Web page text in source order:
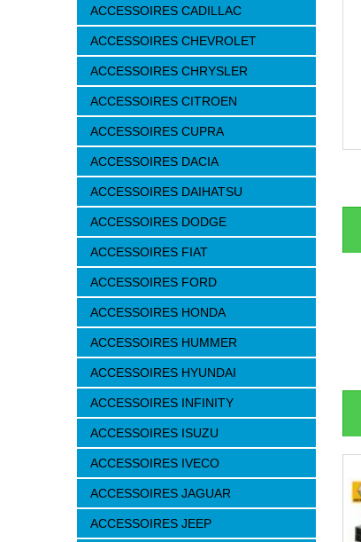
ACCESSOIRES CADILLAC
ACCESSOIRES CHEVROLET
ACCESSOIRES CHRYSLER
ACCESSOIRES CITROEN
ACCESSOIRES CUPRA
ACCESSOIRES DACIA
ACCESSOIRES DAIHATSU
ACCESSOIRES DODGE
ACCESSOIRES FIAT
ACCESSOIRES FORD
ACCESSOIRES HONDA
ACCESSOIRES HUMMER
ACCESSOIRES HYUNDAI
ACCESSOIRES INFINITY
ACCESSOIRES ISUZU
ACCESSOIRES IVECO
ACCESSOIRES JAGUAR
ACCESSOIRES JEEP